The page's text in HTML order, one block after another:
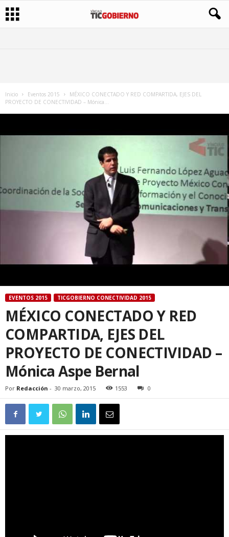
Inicio Eventos 2015
MÉXICO CONECTADO Y RED COMPARTIDA, EJES DEL
PROYECTO DE CONECTIVIDAD – Mónica...
EVENTOS 2015 TICGOBIERNO CONECTIVIDAD 2015
MÉXICO CONECTADO Y RED
COMPARTIDA, EJES DEL
PROYECTO DE CONECTIVIDAD –
Mónica Aspe Bernal
Por Redacción - 30 marzo, 2015 1553 0